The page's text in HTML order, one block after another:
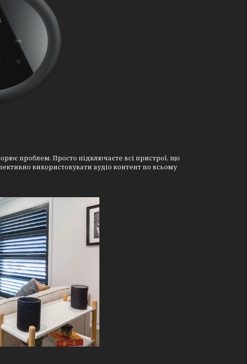
проблем. Просто підключаєте всі пристрої, що
використовувати аудіо контент по всьому